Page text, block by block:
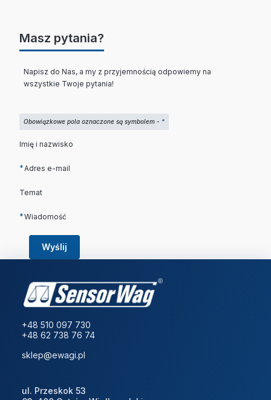
Masz pytania?
Napisz do Nas, a my z przyjemnością odpowiemy na
wszystkie Twoje pytania!
Obowiązkowe pola oznaczone są symbolem - *
Imię i nazwisko
* Adres e-mail
Temat
*Wiadomość
Wyślij
+48 510 097 730
+48 62 738 76 74
sklep@ewagi.pl
ul. Przeskok 53